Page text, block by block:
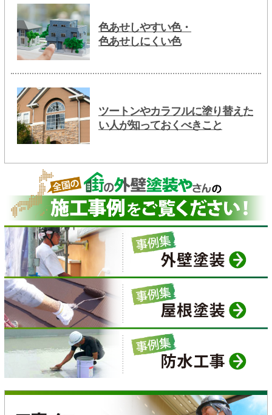
色あせしやすい色・
色あせしにくい色
ツートンやカラフルに塗り替えた
い人が知っておくべきこと